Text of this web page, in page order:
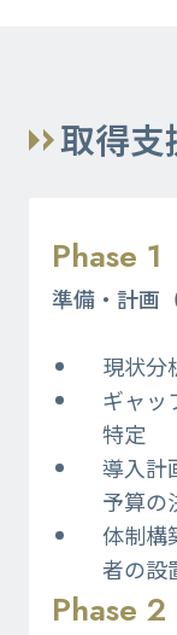
取得支
Phase 1
準備・計画
現状分
ギャッ
特定​
導入計
予算の
体制構
者の設
Phase 2